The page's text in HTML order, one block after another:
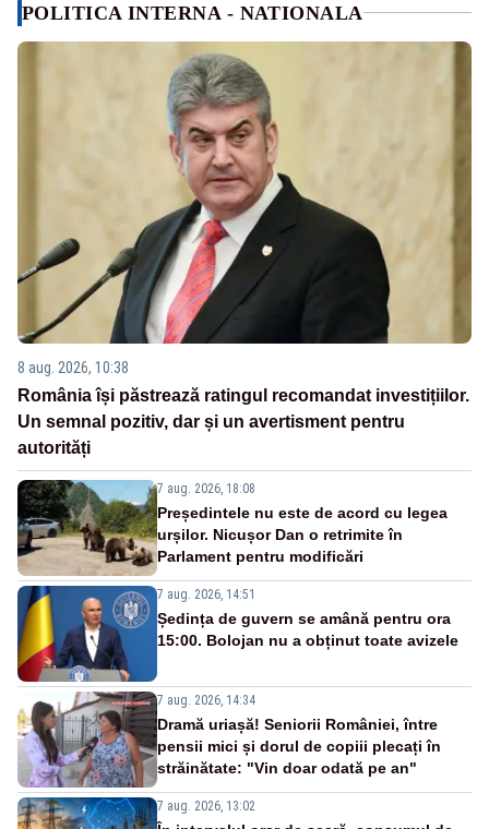
POLITICA INTERNA - NATIONALA
8 aug. 2026, 10:38
România își păstrează ratingul recomandat investițiilor.
Un semnal pozitiv, dar și un avertisment pentru
autorități
7 aug. 2026, 18:08
Președintele nu este de acord cu legea
urșilor. Nicușor Dan o retrimite în
Parlament pentru modificări
7 aug. 2026, 14:51
Ședința de guvern se amână pentru ora
15:00. Bolojan nu a obținut toate avizele
7 aug. 2026, 14:34
Dramă uriașă! Seniorii României, între
pensii mici și dorul de copiii plecați în
străinătate: "Vin doar odată pe an"
7 aug. 2026, 13:02